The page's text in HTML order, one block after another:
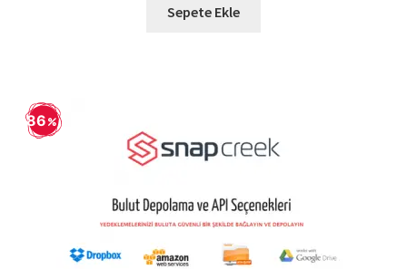
1.129,90 ₺.
Sepete Ekle
86